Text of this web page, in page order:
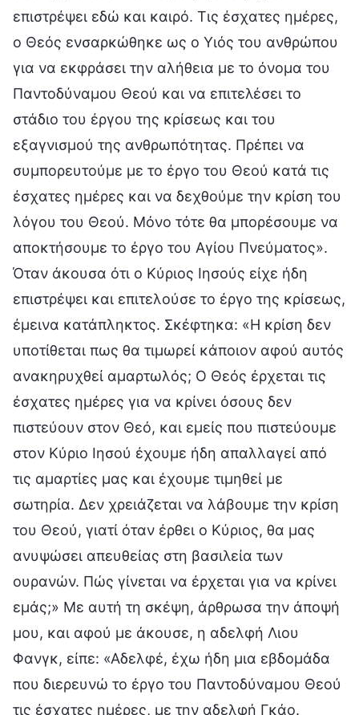
επιστρέψει εδώ και καιρό. Τις έσχατες ημέρες,
ο Θεός ενσαρκώθηκε ως ο Υιός του ανθρώπου
για να εκφράσει την αλήθεια με το όνομα του
Παντοδύναμου Θεού και να επιτελέσει το
στάδιο του έργου της κρίσεως και του
εξαγνισμού της ανθρωπότητας. Πρέπει να
συμπορευτούμε με το έργο του Θεού κατά τις
έσχατες ημέρες και να δεχθούμε την κρίση του
λόγου του Θεού. Μόνο τότε θα μπορέσουμε να
αποκτήσουμε το έργο του Αγίου Πνεύματος».
Όταν άκουσα ότι ο Κύριος Ιησούς είχε ήδη
επιστρέψει και επιτελούσε το έργο της κρίσεως,
έμεινα κατάπληκτος. Σκέφτηκα: «Η κρίση δεν
υποτίθεται πως θα τιμωρεί κάποιον αφού αυτός
ανακηρυχθεί αμαρτωλός; Ο Θεός έρχεται τις
έσχατες ημέρες για να κρίνει όσους δεν
πιστεύουν στον Θεό, και εμείς που πιστεύουμε
στον Κύριο Ιησού έχουμε ήδη απαλλαγεί από
τις αμαρτίες μας και έχουμε τιμηθεί με
σωτηρία. Δεν χρειάζεται να λάβουμε την κρίση
του Θεού, γιατί όταν έρθει ο Κύριος, θα μας
ανυψώσει απευθείας στη βασιλεία των
ουρανών. Πώς γίνεται να έρχεται για να κρίνει
εμάς;» Με αυτή τη σκέψη, άρθρωσα την άποψή
μου, και αφού με άκουσε, η αδελφή Λιου
Φανγκ, είπε: «Αδελφέ, έχω ήδη μια εβδομάδα
που διερευνώ το έργο του Παντοδύναμου Θεού
τις έσχατες ημέρες, με την αδελφή Γκάο.